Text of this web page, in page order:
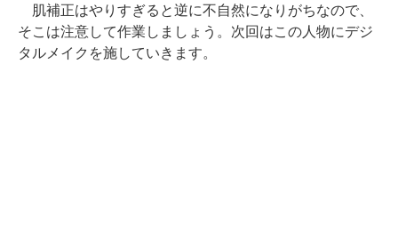
肌補正はやりすぎると逆に不自然になりがちなので、
そこは注意して作業しましょう。次回はこの人物にデジ
タルメイクを施していきます。